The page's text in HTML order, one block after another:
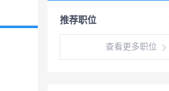
推荐职位
查看更多职位